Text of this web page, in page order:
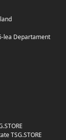
lea Departament
TSG.STORE